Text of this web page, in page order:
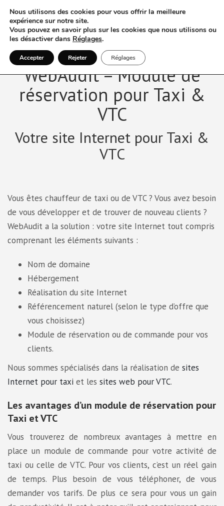
WebAudit – Module de
réservation pour Taxi &
VTC
Votre site Internet pour Taxi &
VTC
Vous êtes chauffeur de taxi ou de VTC ? Vous avez besoin
de vous développer et de trouver de nouveau clients ?
WebAudit a la solution : votre site Internet tout compris
comprenant les éléments suivants :
Nom de domaine
Hébergement
Réalisation du site Internet
Référencement naturel (selon le type d’offre que
vous choisissez)
Module de réservation ou de commande pour vos
clients.
Nous sommes spécialisés dans la réalisation de sites
Internet pour taxi et les sites web pour VTC.
Les avantages d’un module de réservation pour
Taxi et VTC
Vous trouverez de nombreux avantages à mettre en
place un module de commande pour votre activité de
taxi ou celle de VTC. Pour vos clients, c’est un réel gain
de temps. Plus besoin de vous téléphoner, de vous
demander vos tarifs. De plus ce sera pour vous un gain
Nous utilisons des cookies pour vous offrir la meilleure
expérience sur notre site.
Vous pouvez en savoir plus sur les cookies que nous utilisons ou
les désactiver dans Réglages.
Accepter Rejeter Réglages